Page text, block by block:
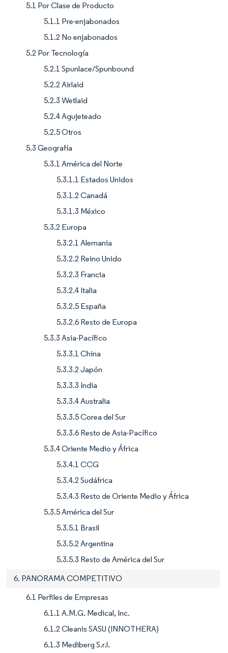
5.1 Por Clase de Producto
5.1.1 Pre-enjabonados
5.1.2 No enjabonados
5.2 Por Tecnología
5.2.1 Spunlace/Spunbound
5.2.2 Airlaid
5.2.3 Wetlaid
5.2.4 Agujeteado
5.2.5 Otros
5.3 Geografía
5.3.1 América del Norte
5.3.1.1 Estados Unidos
5.3.1.2 Canadá
5.3.1.3 México
5.3.2 Europa
5.3.2.1 Alemania
5.3.2.2 Reino Unido
5.3.2.3 Francia
5.3.2.4 Italia
5.3.2.5 España
5.3.2.6 Resto de Europa
5.3.3 Asia-Pacífico
5.3.3.1 China
5.3.3.2 Japón
5.3.3.3 India
5.3.3.4 Australia
5.3.3.5 Corea del Sur
5.3.3.6 Resto de Asia-Pacífico
5.3.4 Oriente Medio y África
5.3.4.1 CCG
5.3.4.2 Sudáfrica
5.3.4.3 Resto de Oriente Medio y África
5.3.5 América del Sur
5.3.5.1 Brasil
5.3.5.2 Argentina
5.3.5.3 Resto de América del Sur
6. PANORAMA COMPETITIVO
6.1 Perfiles de Empresas
6.1.1 A.M.G. Medical, Inc.
6.1.2 Cleanis SASU (INNOTHERA)
6.1.3 Mediberg S.r.l.